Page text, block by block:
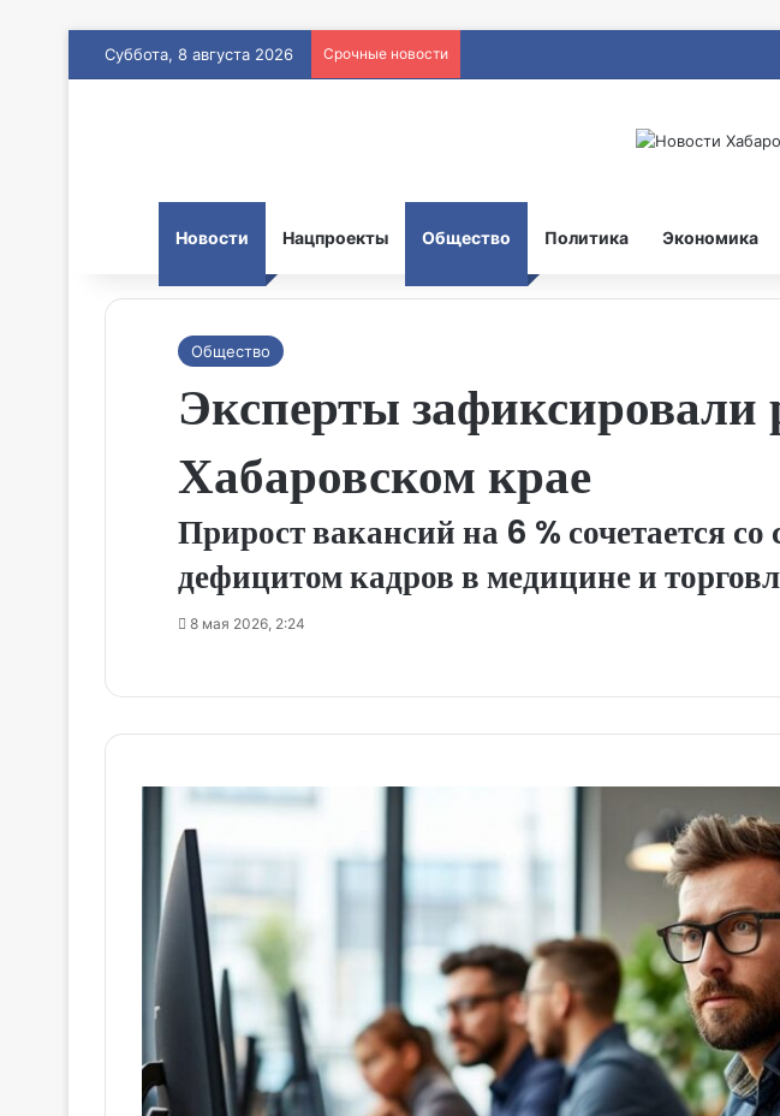
Суббота, 8 августа 2026 Срочные новости
Новости Нацпроекты Общество Политика Экономика
Общество
Эксперты зафиксировали
Хабаровском крае
Прирост вакансий на 6 % сочетается
дефицитом кадров в медицине и
8 мая 2026, 2:24